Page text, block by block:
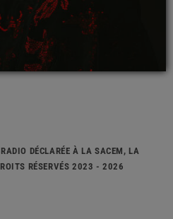
DÉCLARÉE À LA SACEM, LA
RÉSERVÉS 2023 - 2026